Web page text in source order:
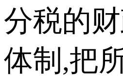
分税的
体制,把